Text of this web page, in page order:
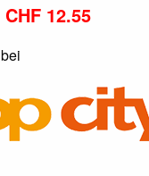
CHF 12.55
bei